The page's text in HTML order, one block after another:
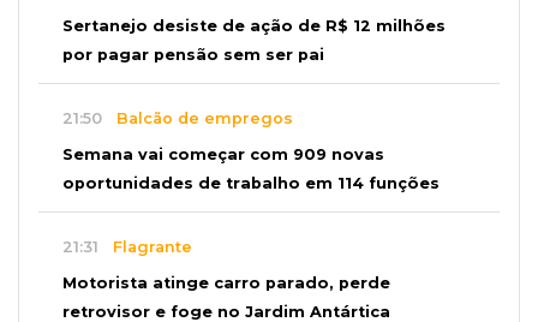
Sertanejo desiste de ação de R$ 12 milhões
por pagar pensão sem ser pai
21:50 Balcão de empregos
Semana vai começar com 909 novas
oportunidades de trabalho em 114 funções
21:31 Flagrante
Motorista atinge carro parado, perde
retrovisor e foge no Jardim Antártica